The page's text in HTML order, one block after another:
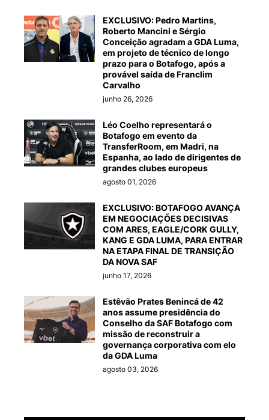
EXCLUSIVO: Pedro Martins,
Roberto Mancini e Sérgio
Conceição agradam a GDA Luma,
em projeto de técnico de longo
prazo para o Botafogo, após a
provável saída de Franclim
Carvalho
junho 26, 2026
Léo Coelho representará o
Botafogo em evento da
TransferRoom, em Madri, na
Espanha, ao lado de dirigentes de
grandes clubes europeus
agosto 01, 2026
EXCLUSIVO: BOTAFOGO AVANÇA
EM NEGOCIAÇÕES DECISIVAS
COM ARES, EAGLE/CORK GULLY,
KANG E GDA LUMA, PARA ENTRAR
NA ETAPA FINAL DE TRANSIÇÃO
DA NOVA SAF
junho 17, 2026
Estêvão Prates Benincá de 42
anos assume presidência do
Conselho da SAF Botafogo com
missão de reconstruir a
governança corporativa com elo
da GDA Luma
agosto 03, 2026